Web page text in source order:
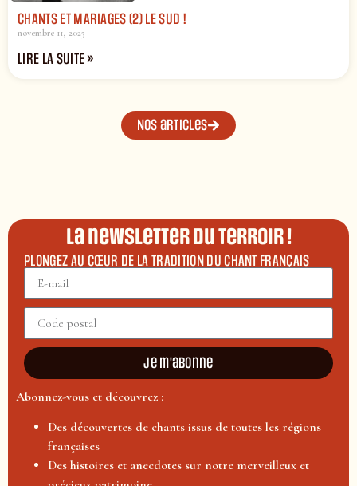
CHANTS ET MARIAGES (2) LE SUD !
novembre 11, 2025
LIRE LA SUITE »
Nos articles
La newsletter du terroir !
PLONGEZ AU CŒUR DE LA TRADITION DU CHANT FRANÇAIS
Je m'abonne
Abonnez-vous et découvrez :
Des découvertes de chants issus de toutes les régions
françaises
Des histoires et anecdotes sur notre merveilleux et